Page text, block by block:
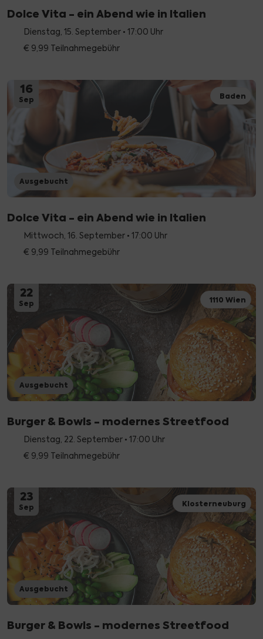
Dolce Vita - ein Abend wie in Italien
Dienstag, 15. September • 17:00 Uhr
€ 9,99 Teilnahmegebühr
16
Sep Baden
Ausgebucht
Dolce Vita - ein Abend wie in Italien
Mittwoch, 16. September • 17:00 Uhr
€ 9,99 Teilnahmegebühr
22
Sep 1110 Wien
Ausgebucht
Burger & Bowls - modernes Streetfood
Dienstag, 22. September • 17:00 Uhr
€ 9,99 Teilnahmegebühr
23
Sep Klosterneuburg
Ausgebucht
Burger & Bowls - modernes Streetfood